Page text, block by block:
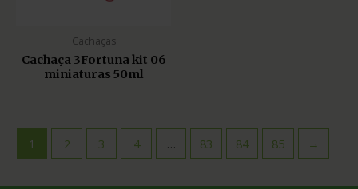
Cachaças
Cachaça 3Fortuna kit 06
miniaturas 50ml
1 2 3 4 … 83 84 85 →